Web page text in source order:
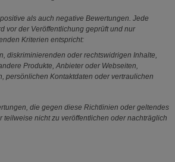
als auch negative Bewertungen. Jede
vor der Veröffentlichung geprüft und nur
Kriterien entspricht:
diskriminierenden oder rechtswidrigen Inhalte,
Produkte, Anbieter oder Webseiten,
persönlichen Kontaktdaten oder vertraulichen
die gegen diese Richtlinien oder geltendes
teilweise nicht zu veröffentlichen oder nachträglich